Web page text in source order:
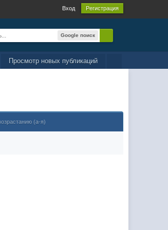
Вход Регистрация
Google поиск
Просмотр новых публикаций
(а-я)